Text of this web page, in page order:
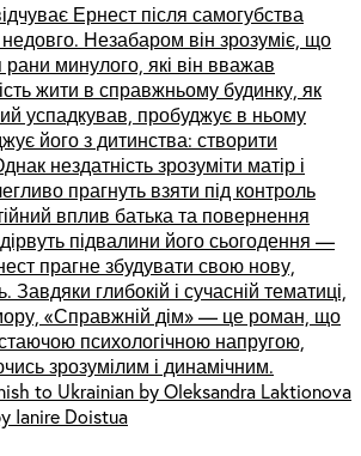
Ернест після самогубства
Незабаром він зрозуміє, що
минулого, які він вважав
жити в справжньому будинку, як
успадкував, пробуджує в ньому
його з дитинства: створити
нездатність зрозуміти матір і
прагнуть взяти під контроль
вплив батька та повернення
підвалини його сьогодення —
прагне збудувати свою нову,
Завдяки глибокій і сучасній тематиці,
«Справжній дім» — це роман, що
психологічною напругою,
зрозумілим і динамічним.
to Ukrainian by Oleksandra Laktionova
Ianire Doistua